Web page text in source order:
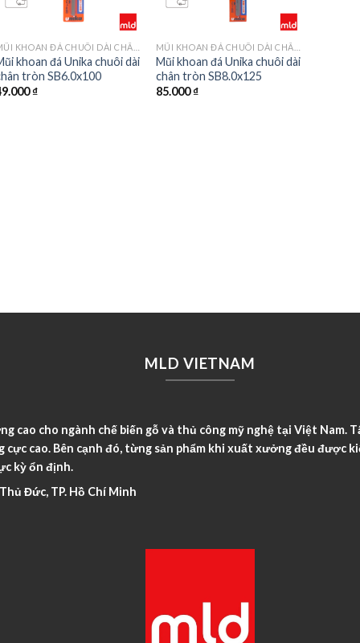
khoan đá Unika chuôi dài
tròn SB6.0x100
₫
Mũi khoan đá Unika chuôi dài
chân tròn SB8.0x125
85.000₫
MLD VIETNAM
cao cho ngành chế biến gỗ và thủ công mỹ nghệ tại Việt Nam.
cao. Bên cạnh đó, từng sản phẩm khi xuất xưởng đều được
kỳ ổn định.
Đức, TP. Hồ Chí Minh